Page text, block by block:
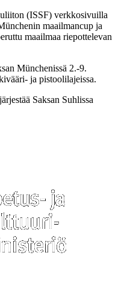
(ISSF) verkkosivuilla
maailmancup ja
maailmaa riepottelevan
Münchenissä 2.-9.
ja pistoolilajeissa.
Saksan Suhlissa